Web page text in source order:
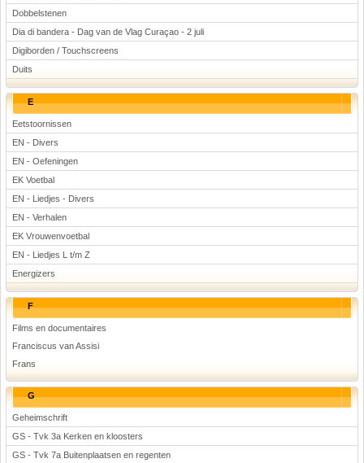
Dobbelstenen
Dia di bandera - Dag van de Vlag Curaçao - 2 juli
Digiborden / Touchscreens
Duits
E
Eetstoornissen
EN - Divers
EN - Oefeningen
EK Voetbal
EN - Liedjes - Divers
EN - Verhalen
EK Vrouwenvoetbal
EN - Liedjes L t/m Z
Energizers
F
Films en documentaires
Franciscus van Assisi
Frans
G
Geheimschrift
GS - Tvk 3a Kerken en kloosters
GS - Tvk 7a Buitenplaatsen en regenten